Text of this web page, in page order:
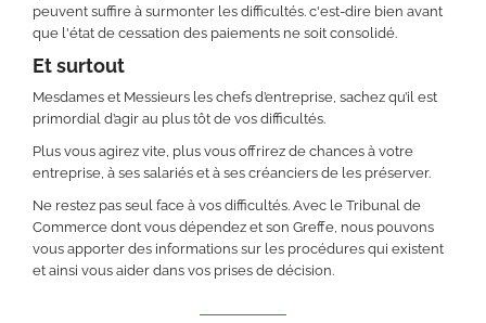
peuvent suffire à surmonter les difficultés. c'est-dire bien avant
que l'état de cessation des paiements ne soit consolidé.
Et surtout
Mesdames et Messieurs les chefs d’entreprise, sachez qu’il est
primordial d’agir au plus tôt de vos difficultés.
Plus vous agirez vite, plus vous offrirez de chances à votre
entreprise, à ses salariés et à ses créanciers de les préserver.
Ne restez pas seul face à vos difficultés. Avec le Tribunal de
Commerce dont vous dépendez et son Greffe, nous pouvons
vous apporter des informations sur les procédures qui existent
et ainsi vous aider dans vos prises de décision.